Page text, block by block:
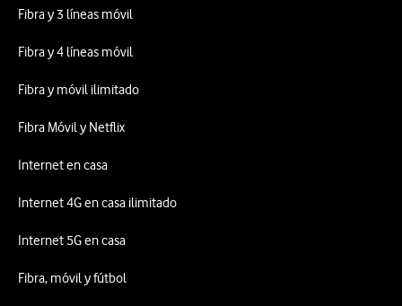
Fibra y 3 líneas móvil
Fibra y 4 líneas móvil
Fibra y móvil ilimitado
Fibra Móvil y Netflix
Internet en casa
Internet 4G en casa ilimitado
Internet 5G en casa
Fibra, móvil y fútbol